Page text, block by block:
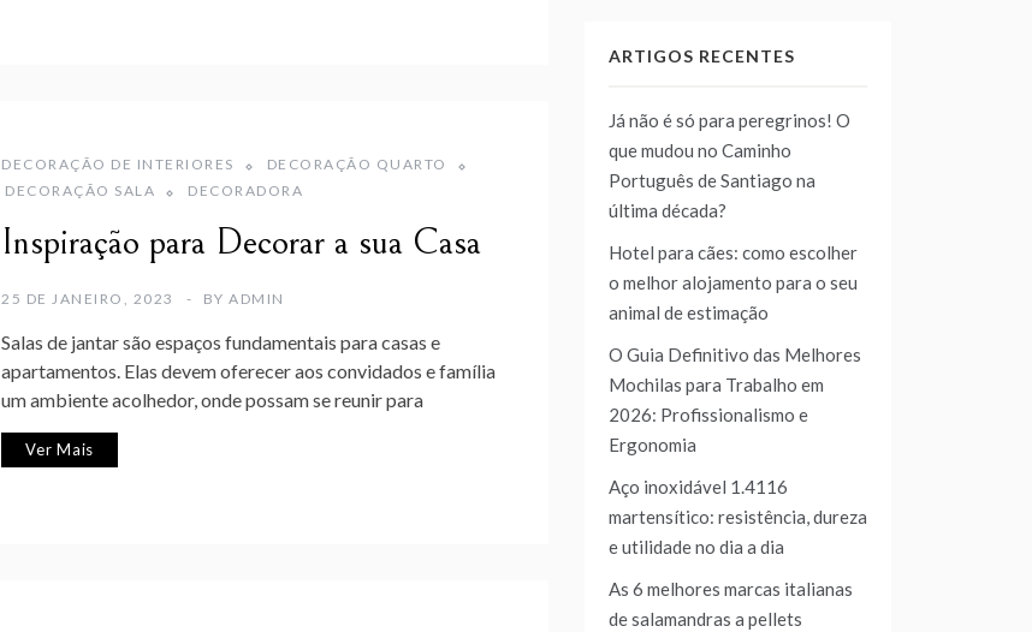
DECORAÇÃO DE INTERIORES
DECORAÇÃO QUARTO
DECORAÇÃO SALA
DECORADORA
Inspiração para Decorar a sua Casa
25 DE JANEIRO, 2023 BY ADMIN
Salas de jantar são espaços fundamentais para casas e
apartamentos. Elas devem oferecer aos convidados e família
um ambiente acolhedor, onde possam se reunir para
Ver Mais
ARTIGOS RECENTES
Já não é só para peregrinos! O
que mudou no Caminho
Português de Santiago na
última década?
Hotel para cães: como escolher
o melhor alojamento para o seu
animal de estimação
O Guia Definitivo das Melhores
Mochilas para Trabalho em
2026: Profissionalismo e
Ergonomia
Aço inoxidável 1.4116
martensítico: resistência, dureza
e utilidade no dia a dia
As 6 melhores marcas italianas
de salamandras a pellets